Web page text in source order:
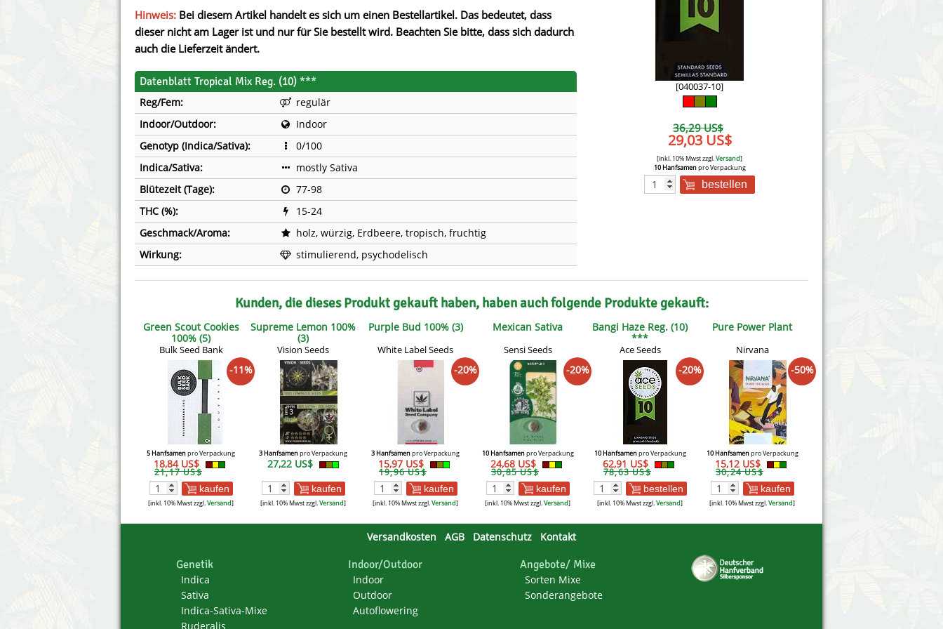
Annabelle´s Garden
Barney´s Farm
Blimburn Seeds
Bulk Seed Bank
Bulldog Seeds
Cannabella Genetics
Fast Buds
G13 Labs
Genehtik Seeds
Green Bodhi
House of the Great Gardener
Mallorca Seeds
Medical Seeds Co.
Paradise Seeds
Silent Seeds
Söllner - Vadda's Marijuanabam
Strain Hunters Seedbank
Victory Seeds
White Label Seeds
World of Seeds
CBD Nutzhanfsamen
Hinweis: Bei diesem Artikel handelt es sich um einen Bestellartikel. Das bedeutet, dass
dieser nicht am Lager ist und nur für Sie bestellt wird. Beachten Sie bitte, dass sich dadurch
auch die Lieferzeit ändert.
Datenblatt Tropical Mix Reg. (10) ***
Reg/Fem:
regulär
Indoor/Outdoor:
Indoor
Genotyp (Indica/Sativa):
0/100
Indica/Sativa:
mostly Sativa
Blütezeit (Tage):
77-98
THC (%):
15-24
Geschmack/Aroma:
holz, würzig, Erdbeere, tropisch, fruchtig
Wirkung:
stimulierend, psychodelisch
[040037-10]
36,29 US$
29,03 US$
[inkl. 10% Mwst zzgl.Versand]
10 Hanfsamenpro Verpackung
bestellen
Kunden, die dieses Produkt gekauft haben, haben auch folgende Produkte gekauft:
Green Scout Cookies
100% (5)
Bulk Seed Bank
-11%
5 Hanfsamenpro Verpackung
18,84 US$
21,17 US$
kaufen
[inkl. 10% Mwst zzgl.Versand]
Supreme Lemon 100%
(3)
Vision Seeds
3 Hanfsamenpro Verpackung
27,22 US$
kaufen
[inkl. 10% Mwst zzgl.Versand]
Purple Bud 100% (3)
White Label Seeds
-20%
3 Hanfsamenpro Verpackung
15,97 US$
19,96 US$
kaufen
[inkl. 10% Mwst zzgl.Versand]
Mexican Sativa
Sensi Seeds
-20%
10 Hanfsamenpro Verpackung
24,68 US$
30,85 US$
kaufen
[inkl. 10% Mwst zzgl.Versand]
Bangi Haze Reg. (10)
***
Ace Seeds
-20%
10 Hanfsamenpro Verpackung
62,91 US$
78,63 US$
bestellen
[inkl. 10% Mwst zzgl.Versand]
Pure Power Plant
Nirvana
-50%
10 Hanfsamenpro Verpackung
15,12 US$
30,24 US$
kaufen
[inkl. 10% Mwst zzgl.Versand]
Versandkosten AGB Datenschutz Kontakt
Genetik
Indica
Sativa
Indica-Sativa-Mixe
Ruderalis
Indoor/Outdoor
Indoor
Outdoor
Autoflowering
Angebote/ Mixe
Sorten Mixe
Sonderangebote